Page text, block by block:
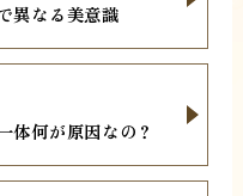
異なる美意識
体何が原因なの？